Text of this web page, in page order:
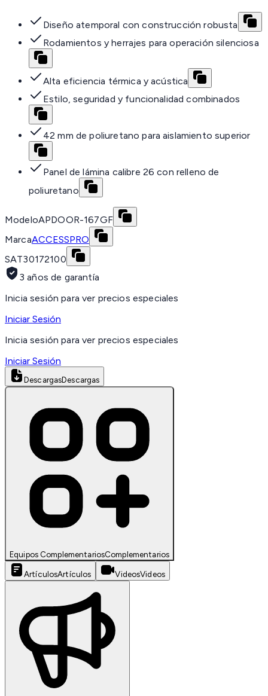
Diseño atemporal con construcción robusta
Rodamientos y herrajes para operación silenciosa
Alta eficiencia térmica y acústica
Estilo, seguridad y funcionalidad combinados
42 mm de poliuretano para aislamiento superior
Panel de lámina calibre 26 con relleno de
poliuretano
ModeloAPDOOR-167GF
MarcaACCESSPRO
SAT30172100
3 años de garantía
Inicia sesión para ver precios especiales
Iniciar Sesión
Inicia sesión para ver precios especiales
Iniciar Sesión
DescargasDescargas
Equipos ComplementariosComplementarios
ArtículosArtículos VideosVideos